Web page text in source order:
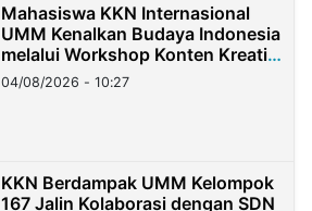
Mahasiswa KKN Internasional
UMM Kenalkan Budaya Indonesia
melalui Workshop Konten Kreatif
di Taiwan
04/08/2026 - 10:27
KKN Berdampak UMM Kelompok
167 Jalin Kolaborasi dengan SDN